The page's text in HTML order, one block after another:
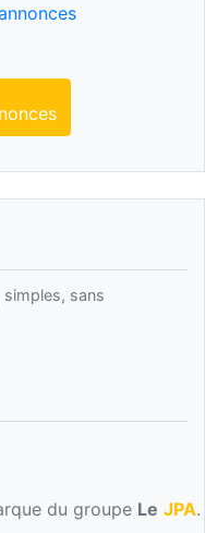
sans
du groupe Le JPA.